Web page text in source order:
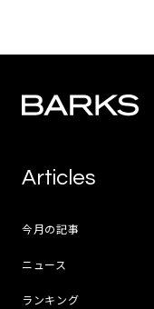
Articles
今月の記事
ニュース
ランキング